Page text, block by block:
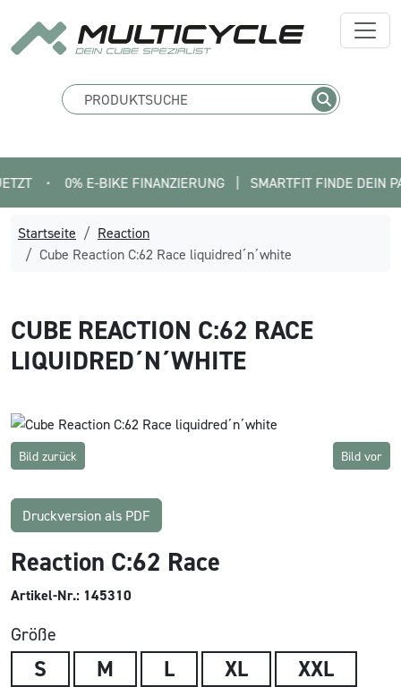
• 0% E-BIKE FINANZIERUNG   |   SMARTFIT FINDE DEIN
Startseite
Reaction
Cube Reaction C:62 Race liquidred´n´white
CUBE REACTION C:62 RACE
LIQUIDRED´N´WHITE
Bild zurück Bild vor
Druckversion als PDF
Reaction C:62 Race
Artikel-Nr.: 145310
Größe
S M L XL XXL